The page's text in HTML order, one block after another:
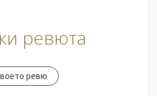
ревюта
ревю